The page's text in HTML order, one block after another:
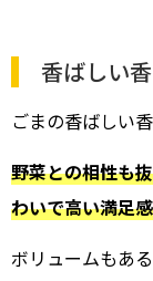
香ばしい
ごまの香ばしい
野菜との相性も
わいで高い満足
ボリュームもあ